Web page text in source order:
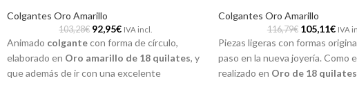
Colgantes Oro Amarillo
103,28€ 92,95€ IVA incl.
Animado colgantecon forma de círculo,
elaborado en Oro amarillo de 18 quilates, y
que además de ir con una excelente
Colgantes Oro Amarillo
116,79€ 105,11€ IVA
Piezas ligeras con formas
paso en la nueva joyería. Como
realizado en Oro de 18